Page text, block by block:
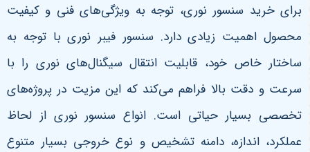
برای خرید سنسور نوری، توجه به ویژگی‌های فنی و کیفیت
محصول اهمیت زیادی دارد. سنسور فیبر نوری با توجه به
ساختار خاص خود، قابلیت انتقال سیگنال‌های نوری را با
سرعت و دقت بالا فراهم می‌کند که این مزیت در پروژه‌های
تخصصی بسیار حیاتی است. انواع سنسور نوری از لحاظ
عملکرد، اندازه، دامنه تشخیص و نوع خروجی بسیار متنوع